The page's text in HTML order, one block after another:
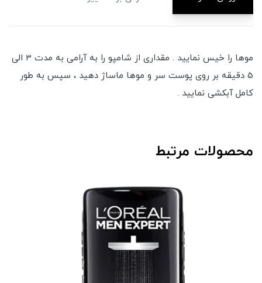
موها را خیس نمایید . مقداری از شامپو را به آرامی به مدت 3 الی
5 دقیقه بر روی پوست سر و موها ماساژ دهید ، سپس به طور
کامل آبکشی نمایید .
محصولات مرتبط